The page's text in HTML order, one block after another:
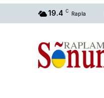
19.4 C Rapla